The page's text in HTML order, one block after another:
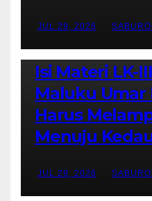
JUL 29, 2026
AMBON METRO JURNALISME
THE MOLUCCAS
Isi Materi LK-
Maluku Umar
Harus
Menuju
JUL 29, 2026